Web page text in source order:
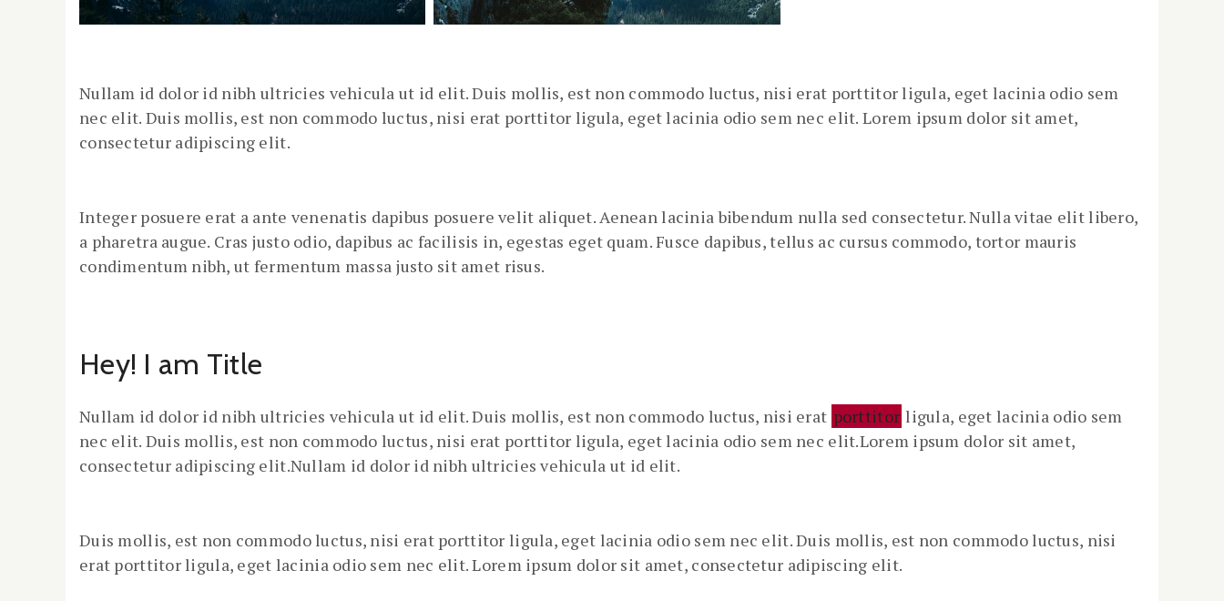
Nullam id dolor id nibh ultricies vehicula ut id elit. Duis mollis, est non commodo luctus, nisi erat porttitor ligula, eget lacinia odio sem
nec elit. Duis mollis, est non commodo luctus, nisi erat porttitor ligula, eget lacinia odio sem nec elit. Lorem ipsum dolor sit amet,
consectetur adipiscing elit.
Integer posuere erat a ante venenatis dapibus posuere velit aliquet. Aenean lacinia bibendum nulla sed consectetur. Nulla vitae elit libero,
a pharetra augue. Cras justo odio, dapibus ac facilisis in, egestas eget quam. Fusce dapibus, tellus ac cursus commodo, tortor mauris
condimentum nibh, ut fermentum massa justo sit amet risus.
Hey! I am Title
Nullam id dolor id nibh ultricies vehicula ut id elit. Duis mollis, est non commodo luctus, nisi erat porttitor ligula, eget lacinia odio sem
nec elit. Duis mollis, est non commodo luctus, nisi erat porttitor ligula, eget lacinia odio sem nec elit.Lorem ipsum dolor sit amet,
consectetur adipiscing elit.Nullam id dolor id nibh ultricies vehicula ut id elit.
Duis mollis, est non commodo luctus, nisi erat porttitor ligula, eget lacinia odio sem nec elit. Duis mollis, est non commodo luctus, nisi
erat porttitor ligula, eget lacinia odio sem nec elit. Lorem ipsum dolor sit amet, consectetur adipiscing elit.